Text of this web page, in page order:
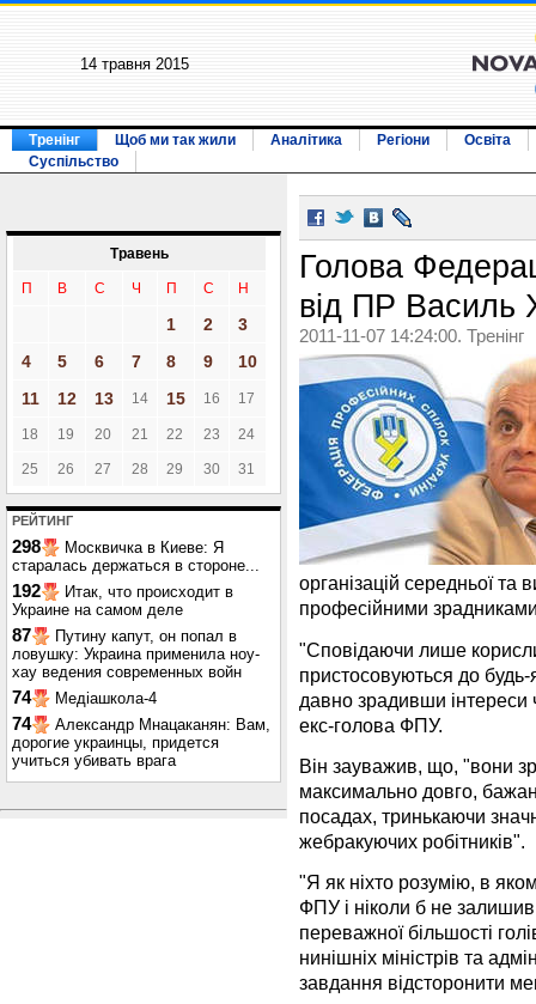
14 травня 2015
Тренінг Щоб ми так жили Аналітика Регіони
Освіта
Суспільство
Травень
П В С Ч П С Н
1 2
3
4
5 6 7 8 9
10
11
12 13 14 15 16 17
18 19 20 21 22 23 24
25 26 27 28 29 30 31
РЕЙТИНГ
298
Москвичка в Киеве: Я
старалась держаться в стороне...
192
Итак, что происходит в
Украине на самом деле
87
Путину капут, он попал в
ловушку: Украина применила ноу-
хау ведения современных войн
74 Медіашкола-4
74
Александр Мнацаканян: Вам,
дорогие украинцы, придется
учиться убивать врага
Голова
від ПР Василь
2011-11-07 14:24:00. Тренінг
організацій середньої
професійними
"Сповідаючи лише
пристосовуються до
давно зрадивши інтереси
екс-голова ФПУ.
Він зауважив, що, "вони
максимально довго,
посадах, тринькаючи
жебракуючих робітників".
"Я як ніхто розумію, в
ФПУ і ніколи б не
переважної більшості
нинішніх міністрів та
завдання відсторонити